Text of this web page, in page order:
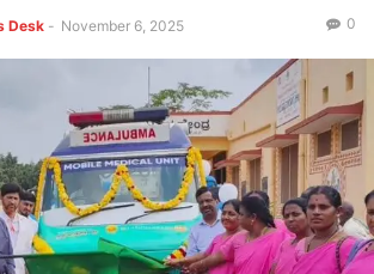
Desk - November 6, 2025 0